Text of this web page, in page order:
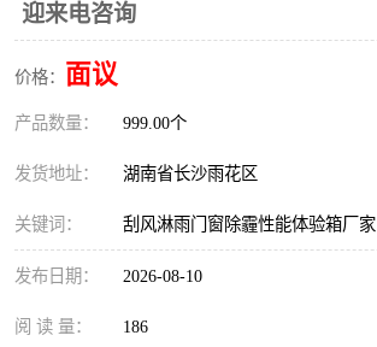
迎来电咨询
价格： 面议
产品数量： 999.00个
发货地址： 湖南省长沙雨花区
关键词： 刮风淋雨门窗除霾性能体验箱厂家
发布日期： 2026-08-10
阅 读 量： 186